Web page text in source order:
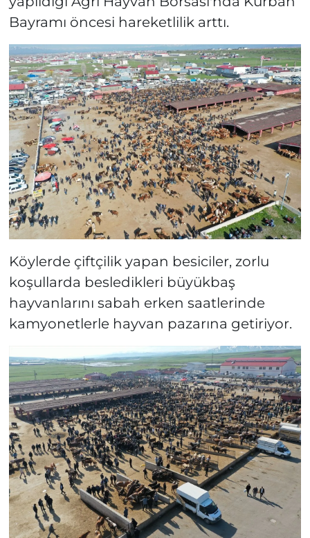
Bayramı öncesi hareketlilik arttı.
Köylerde çiftçilik yapan besiciler, zorlu
koşullarda besledikleri büyükbaş
hayvanlarını sabah erken saatlerinde
kamyonetlerle hayvan pazarına getiriyor.